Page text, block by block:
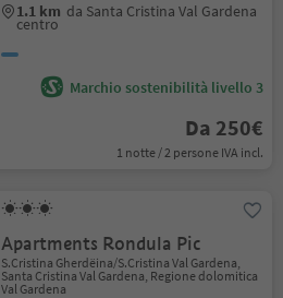
1.1 km da Santa Cristina Val Gardena
centro
Marchio sostenibilità livello 3
Da 250€
1 notte / 2 persone IVA incl.
Apartments Rondula Pic
S.Cristina Gherdëina/S.Cristina Val Gardena,
Santa Cristina Val Gardena, Regione dolomitica
Val Gardena